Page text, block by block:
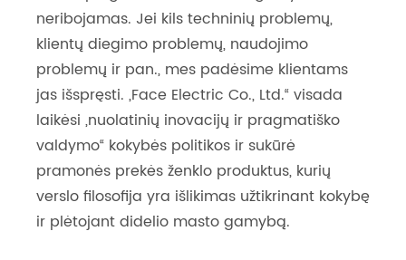
neribojamas. Jei kils techninių problemų,
klientų diegimo problemų, naudojimo
problemų ir pan., mes padėsime klientams
jas išspręsti. „Face Electric Co., Ltd.“ visada
laikėsi „nuolatinių inovacijų ir pragmatiško
valdymo“ kokybės politikos ir sukūrė
pramonės prekės ženklo produktus, kurių
verslo filosofija yra išlikimas užtikrinant kokybę
ir plėtojant didelio masto gamybą.